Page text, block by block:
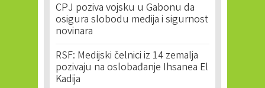
CPJ poziva vojsku u Gabonu da
osigura slobodu medija i sigurnost
novinara
RSF: Medijski čelnici iz 14 zemalja
pozivaju na oslobađanje Ihsanea El
Kadija